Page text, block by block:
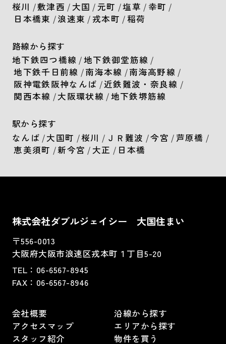
桜川 /敷津西 / 大国 / 元町 /塩草 / 幸町 /
日本橋東 /浪速東 / 戎本町 /稲荷
路線から探す
地下鉄四つ橋線 /地下鉄御堂筋線 /
地下鉄千日前線 /南海本線 /南海高野線 /
阪神電鉄阪神なんば /近鉄難波・奈良線 /
関西本線 /大阪環状線 /地下鉄堺筋線
駅から探す
なんば /大国町 /桜川 / ＪＲ難波 /今宮 / 芦原橋 /
恵美須町 /新今宮 / 大正 / 日本橋
株式会社ダブルジェイシー 大国住まい
〒556-0013
大阪府大阪市浪速区戎本町１丁目5-20
TEL： 06-6567-8945
FAX：06-6567-8946
会社概要
アクセスマップ
スタッフ紹介
沿線から探す
エリアから探す
物件を買う